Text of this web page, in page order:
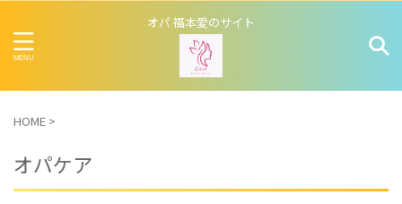
オパ 福本愛のサイト
HOME >
オパケア